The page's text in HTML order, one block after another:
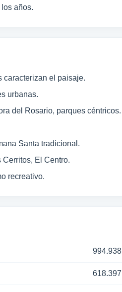
años.
caracterizan el paisaje.
urbanas.
del Rosario, parques céntricos.
Santa tradicional.
El Centro.
recreativo.
994.938
618.397